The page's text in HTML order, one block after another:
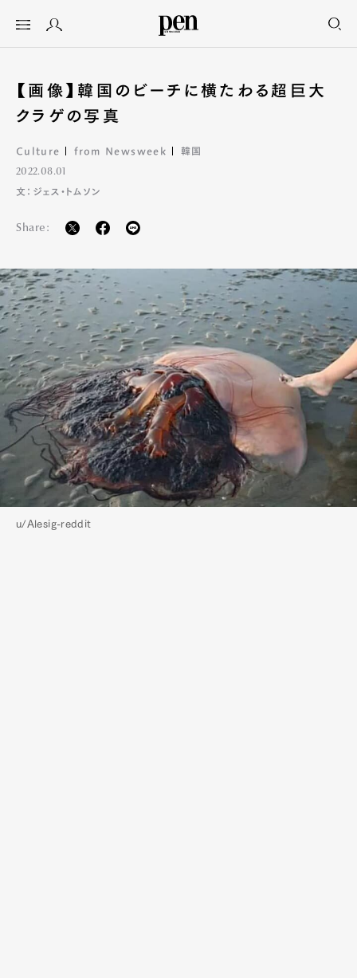
【画像】韓国のビーチに横たわる超巨大
クラゲの写真
Culture from Newsweek 韓国
2022.08.01
文：ジェス・トムソン
Share:
u/Alesig-reddit